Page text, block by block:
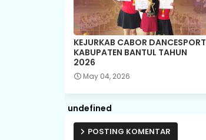
KEJURKAB CABOR DANCESPORT
KABUPATEN BANTUL TAHUN
2026
May 04, 2026
undefined
POSTING KOMENTAR